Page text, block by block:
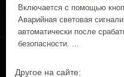
Включается с помощью
Аварийная световая
автоматически после
безопасности. ...
Другое на сайте: